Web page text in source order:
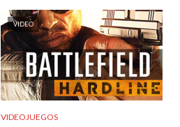
VIDEO
VIDEOJUEGOS